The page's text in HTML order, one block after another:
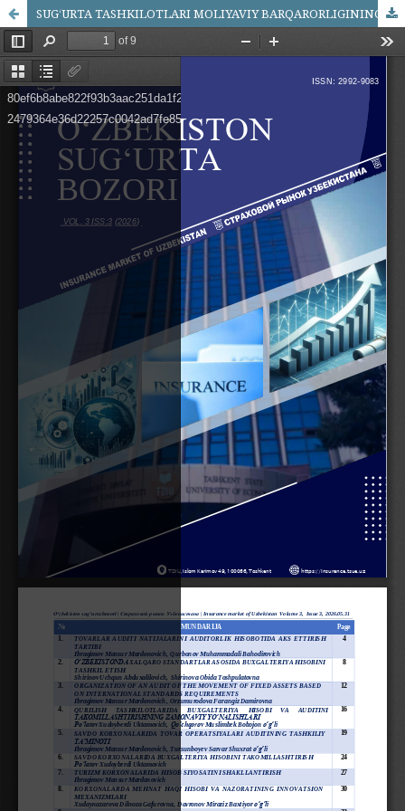
SUGʻURTA TASHKILOTLARI MOLIYAVIY BARQARORLIGINING IQTISODIY MOHIYATI VA OMILLARI